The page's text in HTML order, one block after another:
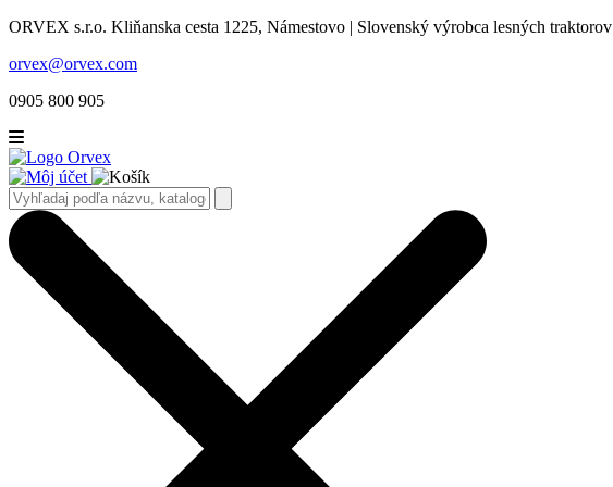
ORVEX s.r.o. Kliňanska cesta 1225, Námestovo | Slovenský výrobca lesných traktorov
orvex@orvex.com
0905 800 905